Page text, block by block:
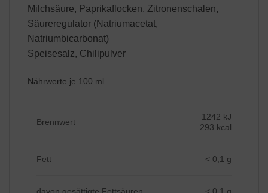
Milchsäure, Paprikaflocken, Zitronenschalen,
Säureregulator (Natriumacetat,
Natriumbicarbonat)
Speisesalz, Chilipulver
Nährwerte je 100 ml
Brennwert
1242 kJ
293 kcal
Fett < 0,1 g
davon gesättigte Fettsäuren